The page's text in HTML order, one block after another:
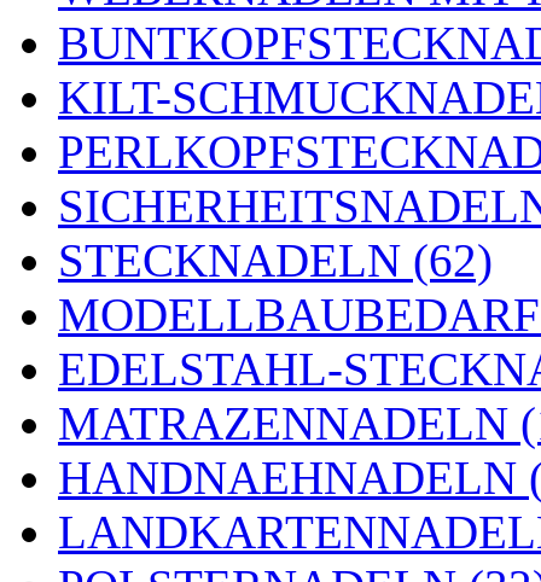
KILT-
STECKNADELN (62)
EDELSTAHL-
MATRAZENNADELN
HANDNAEHNADELN